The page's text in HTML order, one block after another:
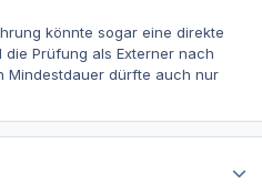
könnte sogar eine direkte
Prüfung als Externer nach
Mindestdauer dürfte auch nur